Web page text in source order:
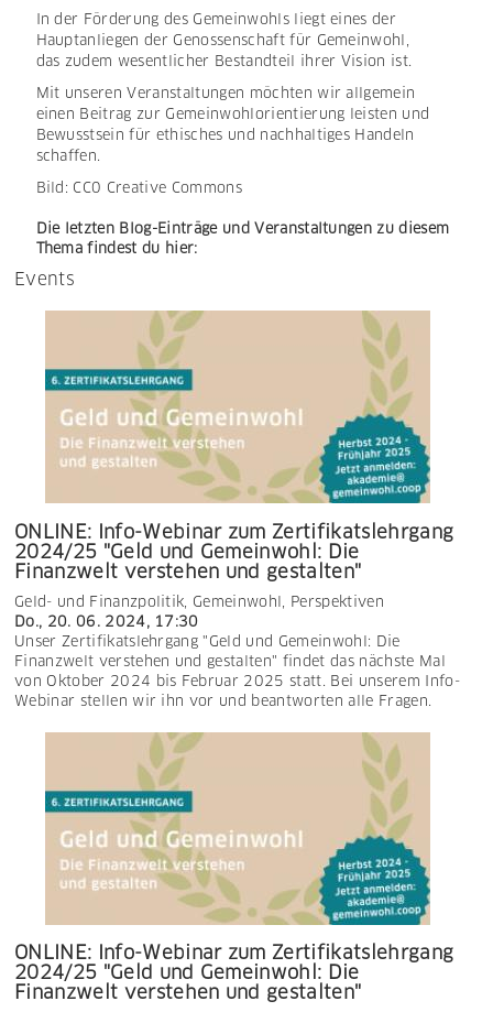
In der Förderung des Gemeinwohls liegt eines der
Hauptanliegen der Genossenschaft für Gemeinwohl,
das zudem wesentlicher Bestandteil ihrer Vision ist.
Mit unseren Veranstaltungen möchten wir allgemein
einen Beitrag zur Gemeinwohlorientierung leisten und
Bewusstsein für ethisches und nachhaltiges Handeln
schaffen.
Bild: CC0 Creative Commons
Die letzten Blog-Einträge und Veranstaltungen zu diesem
Thema findest du hier:
Events
ONLINE: Info-Webinar zum Zertifikatslehrgang
2024/25 "Geld und Gemeinwohl: Die
Finanzwelt verstehen und gestalten"
Geld- und Finanzpolitik, Gemeinwohl, Perspektiven
Do., 20. 06. 2024, 17:30
Unser Zertifikatslehrgang "Geld und Gemeinwohl: Die
Finanzwelt verstehen und gestalten" findet das nächste Mal
von Oktober 2024 bis Februar 2025 statt. Bei unserem Info-
Webinar stellen wir ihn vor und beantworten alle Fragen.
ONLINE: Info-Webinar zum Zertifikatslehrgang
2024/25 "Geld und Gemeinwohl: Die
Finanzwelt verstehen und gestalten"